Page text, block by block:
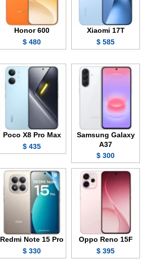
Xiaomi 17T
585 $
Honor 600
480 $
Samsung Galaxy
A37
300 $
Poco X8 Pro Max
435 $
Oppo Reno 15F
395 $
Redmi Note 15 Pro
330 $